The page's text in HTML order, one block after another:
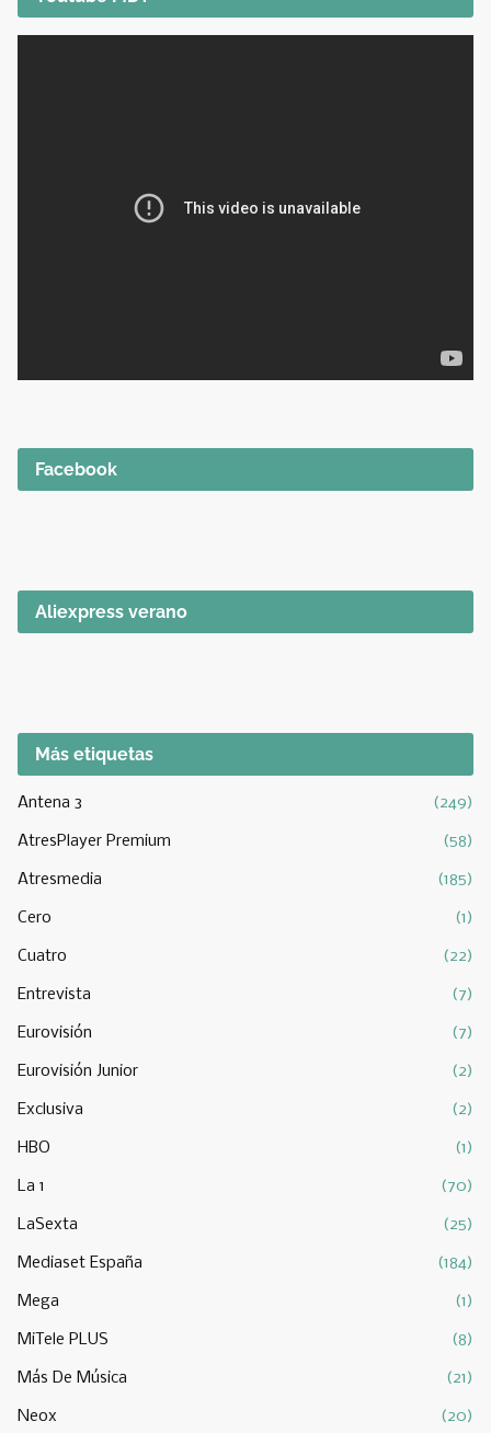
Facebook
Aliexpress verano
Más etiquetas
Antena 3 (249)
AtresPlayer Premium (58)
Atresmedia (185)
Cero (1)
Cuatro (22)
Entrevista (7)
Eurovisión (7)
Eurovisión Junior (2)
Exclusiva (2)
HBO (1)
La 1 (70)
LaSexta (25)
Mediaset España (184)
Mega (1)
MiTele PLUS (8)
Más De Música (21)
Neox (20)